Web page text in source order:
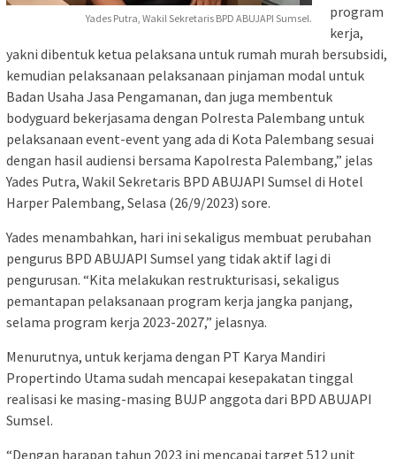
Yades Putra, Wakil Sekretaris BPD ABUJAPI Sumsel.
program
kerja,
yakni dibentuk ketua pelaksana untuk rumah murah bersubsidi,
kemudian pelaksanaan pelaksanaan pinjaman modal untuk
Badan Usaha Jasa Pengamanan, dan juga membentuk
bodyguard bekerjasama dengan Polresta Palembang untuk
pelaksanaan event-event yang ada di Kota Palembang sesuai
dengan hasil audiensi bersama Kapolresta Palembang,” jelas
Yades Putra, Wakil Sekretaris BPD ABUJAPI Sumsel di Hotel
Harper Palembang, Selasa (26/9/2023) sore.
Yades menambahkan, hari ini sekaligus membuat perubahan
pengurus BPD ABUJAPI Sumsel yang tidak aktif lagi di
pengurusan. “Kita melakukan restrukturisasi, sekaligus
pemantapan pelaksanaan program kerja jangka panjang,
selama program kerja 2023-2027,” jelasnya.
Menurutnya, untuk kerjama dengan PT Karya Mandiri
Propertindo Utama sudah mencapai kesepakatan tinggal
realisasi ke masing-masing BUJP anggota dari BPD ABUJAPI
Sumsel.
“Dengan harapan tahun 2023 ini mencapai target 512 unit